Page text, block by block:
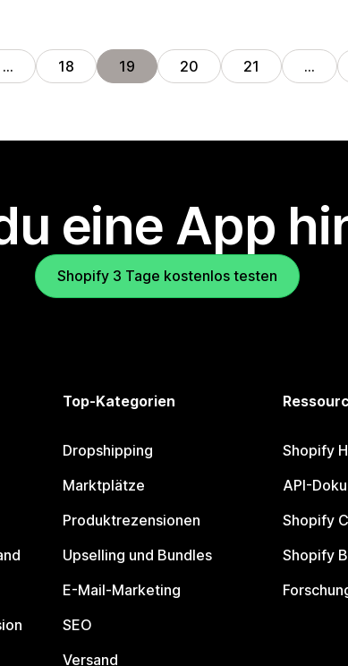
… 18 19 20 21 …
eine App
Shopify 3 Tage kostenlos testen
Top-Kategorien
Dropshipping
Marktplätze
Produktrezensionen
Upselling und Bundles
E-Mail-Marketing
SEO
Versand
Shopify
API-
Shopify
Shopify